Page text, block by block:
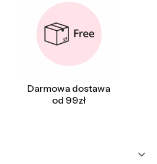
Darmowa dostawa
od 99zł